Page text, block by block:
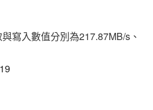
寫入數值分別為217.87MB/s、